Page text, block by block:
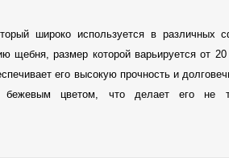
широко используется в различных
щебня, размер которой варьируется от
его высокую прочность и
бежевым цветом, что делает его не